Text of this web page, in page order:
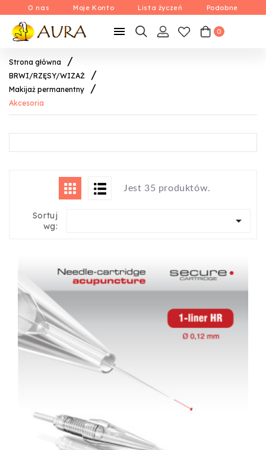
O nas Moje Konto Lista życzeń Podobne
 0
Strona główna
BRWI/RZĘSY/WIZAŻ
Makijaż permanentny
Akcesoria
Jest 35 produktów.
Sortuj
wg:
